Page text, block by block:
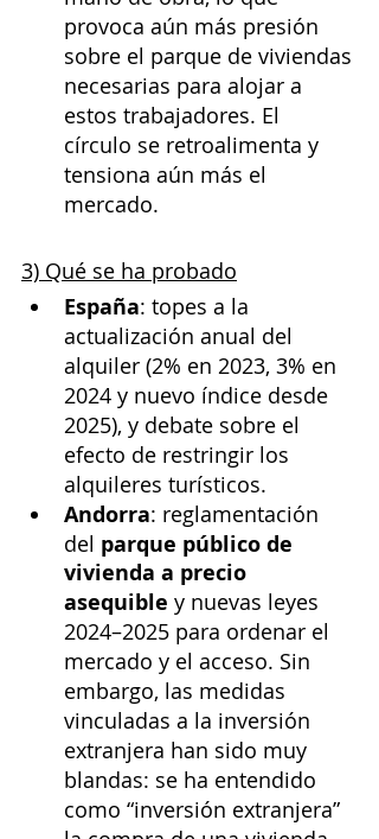
provoca aún más presión
sobre el parque de viviendas
necesarias para alojar a
estos trabajadores. El
círculo se retroalimenta y
tensiona aún más el
mercado.
3) Qué se ha probado
España: topes a la
actualización anual del
alquiler (2% en 2023, 3% en
2024 y nuevo índice desde
2025), y debate sobre el
efecto de restringir los
alquileres turísticos.
Andorra: reglamentación
del parque público de
vivienda a precio
asequible y nuevas leyes
2024–2025 para ordenar el
mercado y el acceso. Sin
embargo, las medidas
vinculadas a la inversión
extranjera han sido muy
blandas: se ha entendido
como “inversión extranjera”